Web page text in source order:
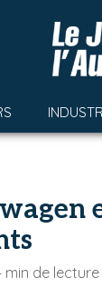
min de lecture